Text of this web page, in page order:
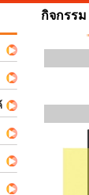
ศึกษา ยินดีต้อน
กิจกรร